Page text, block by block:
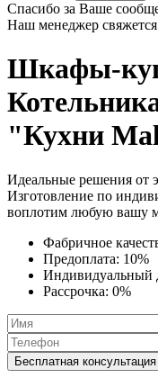
Спасибо за Ваше
Наш менеджер
Шкафы-
"Кухни
Идеальные решения от
Изготовление по
воплотим любую вашу
Фабричное
Предоплата: 10%
Индивидуальный
Рассрочка: 0%